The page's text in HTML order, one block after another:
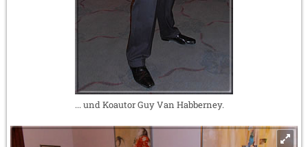
... und Koautor Guy Van Habberney.